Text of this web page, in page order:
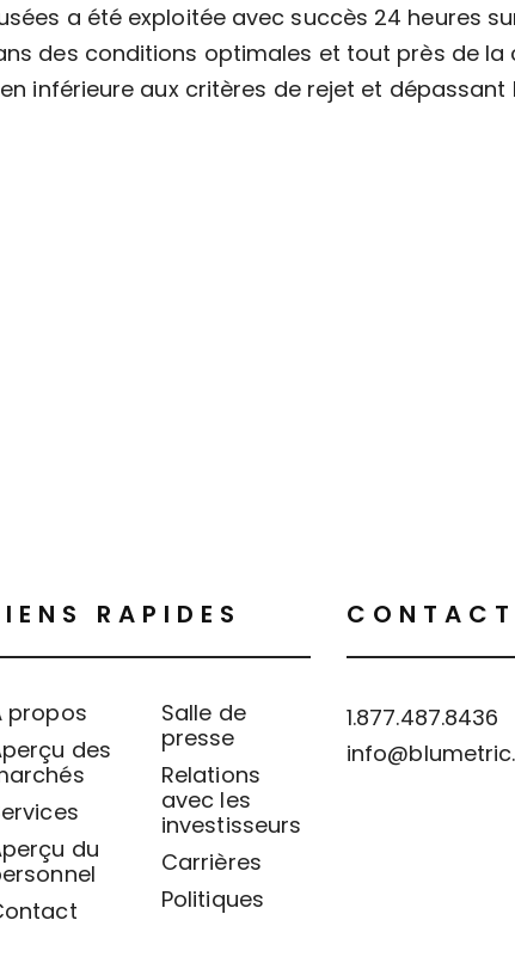
a été exploitée avec succès 24 heures
des conditions optimales et tout près de
inférieure aux critères de rejet et dépassant
RAPIDES
propos
des
du
Salle de
presse
Relations
avec les
investisseurs
Carrières
Politiques
1.877.487.8436